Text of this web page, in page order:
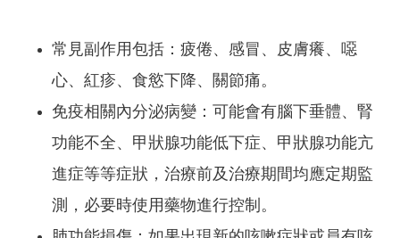
常見副作用包括：疲倦、感冒、皮膚癢、噁
心、紅疹、食慾下降、關節痛。
免疫相關內分泌病變：可能會有腦下垂體、腎
功能不全、甲狀腺功能低下症、甲狀腺功能亢
進症等等症狀，治療前及治療期間均應定期監
測，必要時使用藥物進行控制。